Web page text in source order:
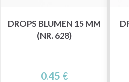
DROPS BLUMEN 15 MM
(NR. 628)
0.45 €